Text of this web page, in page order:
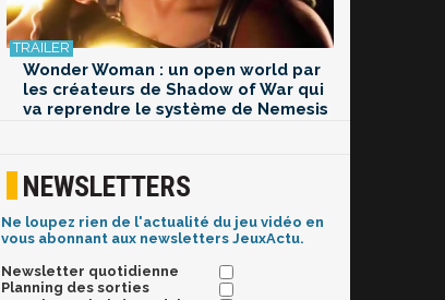
Wonder Woman : un open world par
les créateurs de Shadow of War qui
va reprendre le système de Nemesis
NEWSLETTERS
Ne loupez rien de l'actualité du jeu vidéo en
vous abonnant aux newsletters JeuxActu.
Newsletter quotidienne
Planning des sorties